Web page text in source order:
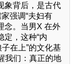
象背后，是古代
强调“夫妇有
念。当男X 在外
定，这种“内
在上”的文化基
我们：真正的地